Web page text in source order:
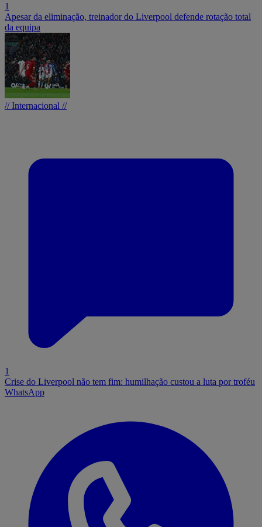
1
Apesar da eliminação, treinador do Liverpool defende rotação total
da equipa
// Internacional //
1
Crise do Liverpool não tem fim: humilhação custou a luta por troféu
WhatsApp